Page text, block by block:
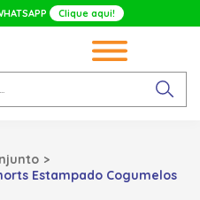
Clique aqui!
Estampado Cogumelos